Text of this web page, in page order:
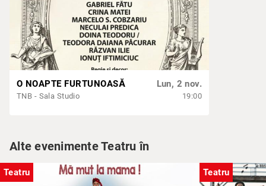
O NOAPTE FURTUNOASĂ
TNB - Sala Studio
Lun, 2 nov.
19:00
Alte evenimente Teatru în
Teatru Teatru